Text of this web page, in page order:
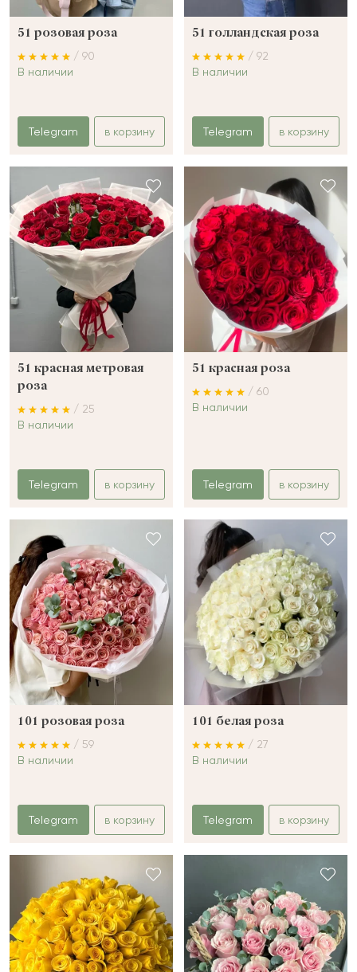
51 розовая роза
/ 90
В наличии
Telegram в корзину
51 голландская роза
/ 92
В наличии
Telegram в корзину
51 красная метровая
роза
/ 25
В наличии
Telegram в корзину
51 красная роза
/ 60
В наличии
Telegram в корзину
101 розовая роза
/ 59
В наличии
Telegram в корзину
101 белая роза
/ 27
В наличии
Telegram в корзину